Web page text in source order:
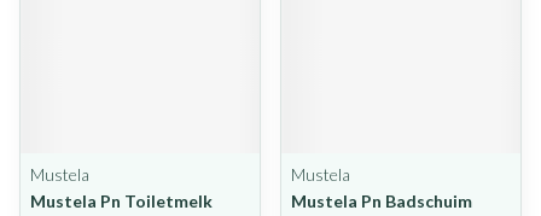
Mustela
Mustela Pn Toiletmelk
Mustela
Mustela Pn Badschuim